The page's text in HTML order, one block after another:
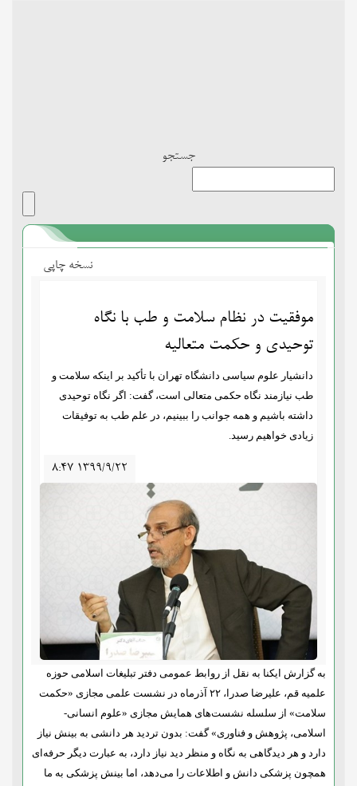
جستجو
نسخه چاپی
موفقیت در نظام سلامت و طب با نگاه
توحیدی و حکمت متعالیه
دانشیار علوم سیاسی دانشگاه تهران با تأکید بر اینکه سلامت و
طب نیازمند نگاه حکمی متعالی است، گفت: اگر نگاه توحیدی
داشته باشیم و همه جوانب را ببینیم، در علم طب به توفیقات
زیادی خواهیم رسید.
۸:۴۷ ۱۳۹۹/۹/۲۲
به گزارش ایکنا به نقل از روابط عمومی دفتر تبلیغات اسلامی حوزه
علمیه قم، علیرضا صدرا، ۲۲ آذرماه در نشست علمی مجازی «حکمت
سلامت» از سلسله نشست‌های همایش مجازی «علوم انسانی-
اسلامی، پژوهش و فناوری» گفت: بدون تردید هر دانشی به بینش نیاز
دارد و هر دیدگاهی به نگاه و منظر دید نیاز دارد، به عبارت دیگر حرفه‌ای
همچون پزشکی دانش و اطلاعات را می‌دهد، اما بینش پزشکی به ما